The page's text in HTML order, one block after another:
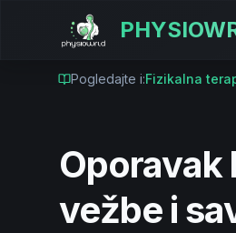
Pogledajte i:Fizikalna
Oporavak
vežbe i